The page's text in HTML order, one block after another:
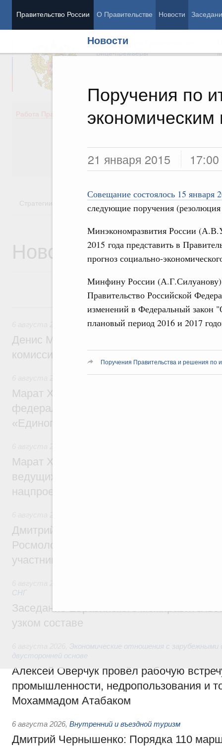
Правительство России О Правительстве Новости
Новости
Поручения по
экономическим
21 января 2015 17:00
Совещание состоялось 15 января
следующие поручения
Минэкономразвития России
2015 года представить в
прогноз социально-
Минфину России (А.Г.Силуанову)
Правительство Российской
изменений в Федеральный закон
плановый период 2016 и 2017
Поручения Правительства и решения по
Председатель Правительства
Вице-премьеры
Работа Правительства
Демография
Здоровье
Общество
Государство
Стратегии Государственные программы
Новости
6 августа, четверг
Общие вопросы промышленной политики
Денис Мантуров провёл заседание
комиссии по промышленности
Марат Хуснуллин: Более 130
федерального значения построено под
«Единого заказчика»
Марат Хуснуллин: Порядка 200
ведущих к спортивным объектам,
нацпроекту «Инфраструктура для
Дмитрий Чернышенко, Сергей Кравцов и
Росмолодёжи Григорий Гуров
участников проекта «Кольцо открытий»
СНГ
Заседание Евразийского
узком составе
Экономические отношения с
двусторонней основе
Алексей Оверчук провёл рабочую
промышленности, недропользования и
Мохаммадом Атабаком
6 августа 2026, Внутренний и въездной туризм
Дмитрий Чернышенко: Порядка 110